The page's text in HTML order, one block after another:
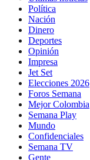
Política
Nación
Dinero
Deportes
Opinión
Impresa
Jet Set
Elecciones 2026
Foros Semana
Mejor Colombia
Semana Play
Mundo
Confidenciales
Semana TV
Gente